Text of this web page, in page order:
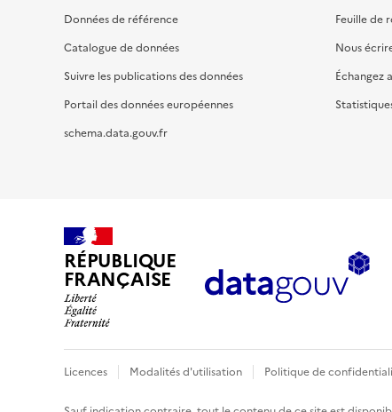
Données de référence
Catalogue de données
Suivre les publications des données
Portail des données européennes
schema.data.gouv.fr
Feuille de
Nous
Échangez
RÉPUBLIQUE
FRANÇAISE
Licences Modalités d'utilisation Politique de